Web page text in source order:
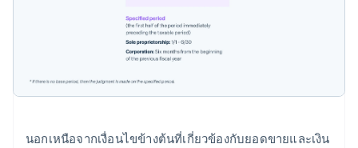
นอกเหนือจากเงื่อนไขข้างต้นที่เกี่ยวข้องกับยอดขายและเงิน